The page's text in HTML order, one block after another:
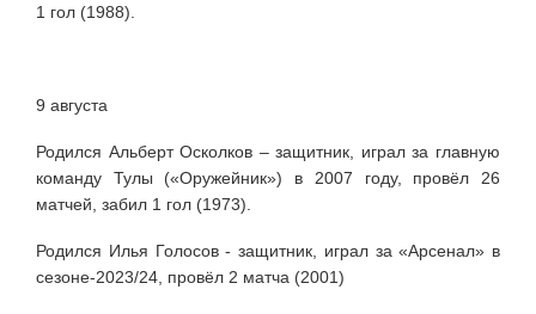
1 гол (1988).
9 августа
Родился Альберт Осколков – защитник, играл за главную
команду Тулы («Оружейник») в 2007 году, провёл 26
матчей, забил 1 гол (1973).
Родился Илья Голосов - защитник, играл за«Арсенал» в
сезоне-2023/24, провёл 2 матча (2001)